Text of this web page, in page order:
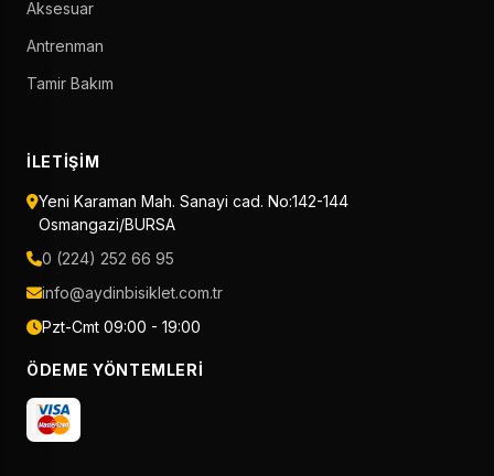
Aksesuar
Antrenman
Tamir Bakım
İLETIŞIM
Yeni Karaman Mah. Sanayi cad. No:142-144
Osmangazi/BURSA
0 (224) 252 66 95
info@aydinbisiklet.com.tr
Pzt-Cmt 09:00 - 19:00
ÖDEME YÖNTEMLERI